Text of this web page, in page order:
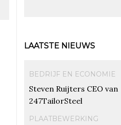
LAATSTE NIEUWS
BEDRIJF EN ECONOMIE
Steven Ruijters CEO van
247TailorSteel
PLAATBEWERKING